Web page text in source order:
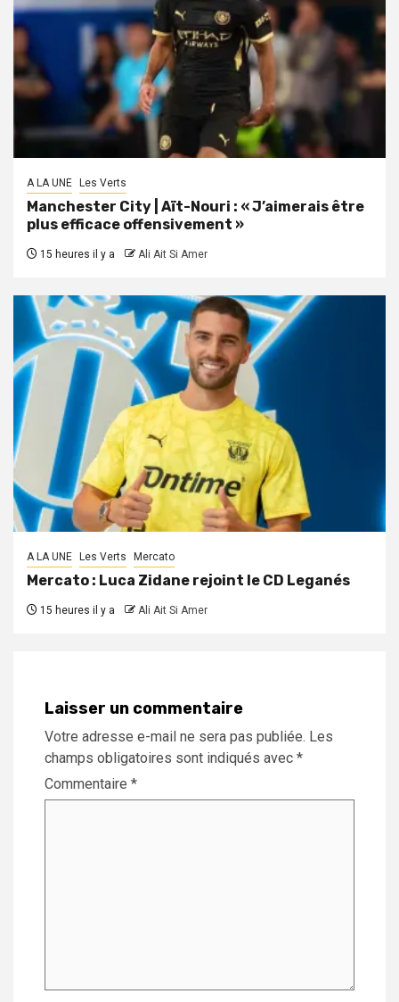
A LA UNE Les Verts
Manchester City | Aït-Nouri : « J’aimerais être
plus efficace offensivement »
15 heures il y a Ali Ait Si Amer
A LA UNE Les Verts Mercato
Mercato : Luca Zidane rejoint le CD Leganés
15 heures il y a Ali Ait Si Amer
Laisser un commentaire
Votre adresse e-mail ne sera pas publiée. Les
champs obligatoires sont indiqués avec *
Commentaire *